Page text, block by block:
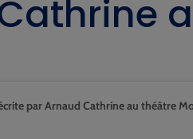
par Arnaud Cathrine au théâtre